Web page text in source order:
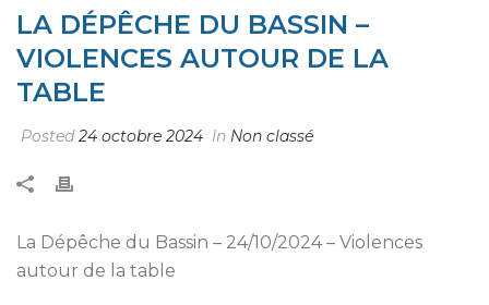
LA DÉPÊCHE DU BASSIN –
VIOLENCES AUTOUR DE LA
TABLE
Posted24 octobre 2024 In Non classé
La Dépêche du Bassin – 24/10/2024 – Violences
autour de la table